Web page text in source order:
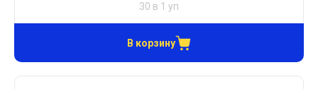
30 в 1 уп
В корзину